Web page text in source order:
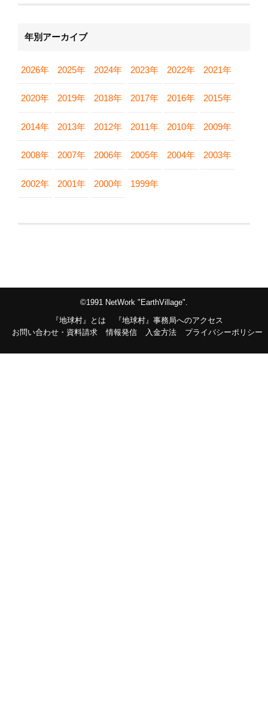
年別アーカイブ
2026年 2025年 2024年 2023年 2022年 2021年
2020年 2019年 2018年 2017年 2016年 2015年
2014年 2013年 2012年 2011年 2010年 2009年
2008年 2007年 2006年 2005年 2004年 2003年
2002年 2001年 2000年 1999年
©1991 NetWork "EarthVillage".
『地球村』とは
『地球村』事務局へのアクセス
お問い合わせ・資料請求
情報発信 入金方法 プライバシーポリシー